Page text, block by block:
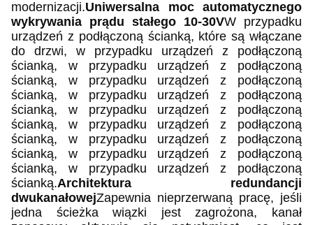
modernizacji.Uniwersalna moc automatycznego
wykrywania prądu stałego 10-30VW przypadku
urządzeń z podłączoną ścianką, które są włączane
do drzwi, w przypadku urządzeń z podłączoną
ścianką, w przypadku urządzeń z podłączoną
ścianką, w przypadku urządzeń z podłączoną
ścianką, w przypadku urządzeń z podłączoną
ścianką, w przypadku urządzeń z podłączoną
ścianką, w przypadku urządzeń z podłączoną
ścianką, w przypadku urządzeń z podłączoną
ścianką, w przypadku urządzeń z podłączoną
ścianką, w przypadku urządzeń z podłączoną
ścianką.Architektura redundancji
dwukanałowejZapewnia nieprzerwaną pracę, jeśli
jedna ścieżka wiązki jest zagrożona, kanał